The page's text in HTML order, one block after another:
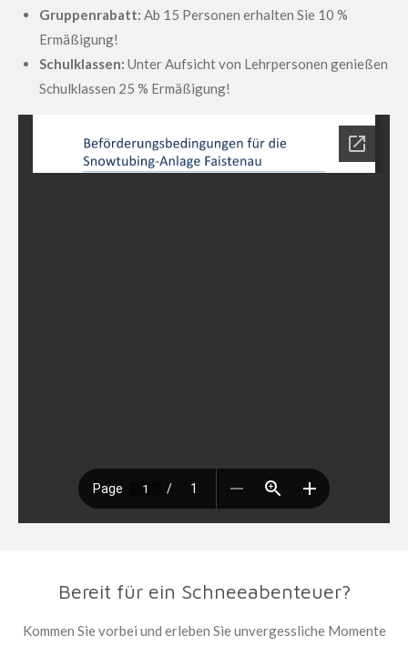
Gruppenrabatt: Ab 15 Personen erhalten Sie 10 %
Ermäßigung!
Schulklassen: Unter Aufsicht von Lehrpersonen genießen
Schulklassen 25 % Ermäßigung!
Bereit für ein Schneeabenteuer?
Kommen Sie vorbei und erleben Sie unvergessliche Momente